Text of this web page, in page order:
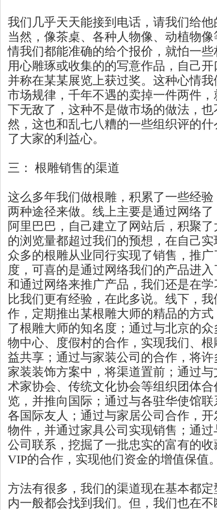
我们几乎天天能接到电话，请我们给
当然，像茶桌、各种人物像、动植物
情我们都能准确的给个报价，就怕一
用心雕琢或收集的的写意作品，自己
并称在某某展览上获过奖。这种心情
市场规律，千年不遇的卖掉一件两件
下无敌了，这种不是做市场的做法，
然，这也和乱七八糟的一些组织评的
了大家的利益心。
三： 根雕销售的渠道
这么多年我们做根雕，积累了一些经
两种途径来做。线上主要是通过网络
阿里巴巴，自己建立了网站后，积聚
的浏览量都超过我们的预想，在自己
众多的根雕从业同行实现了销售，推
度，可喜的是通过网络我们的产品进
和通过网络来推广产品，我们还是在
比我们更有经验，在此多说。线下，
作，定期推出某根雕大师的精品的方
了根雕大师的知名度；通过与北京的
物中心、度假村的合作，实现我们、
益共享；通过与家装公司的合作，将
家装装饰方案中，将渠道置前；通过
术家协会、传统文化协会等组织团体
览，并推向国际；通过与各驻华使馆
各国际友人；通过与家居公司合作，
物件，并通过家具公司实现销售；通
公司联系，挖掘了一批忠实的富有的
VIP的合作，实现他们资金的增值保值
方法有很多，我们的渠道现在基本都
内一般都会找到我们。但，我们也在